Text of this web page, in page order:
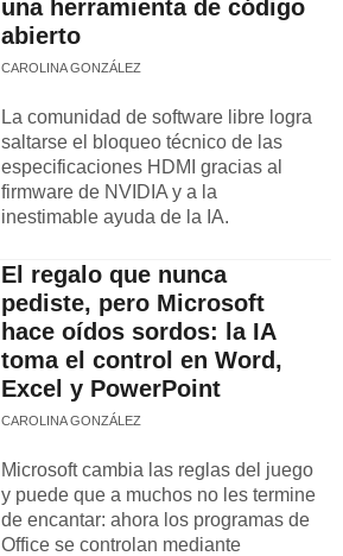
una herramienta de código
abierto
CAROLINA GONZÁLEZ
La comunidad de software libre logra
saltarse el bloqueo técnico de las
especificaciones HDMI gracias al
firmware de NVIDIA y a la
inestimable ayuda de la IA.
El regalo que nunca
pediste, pero Microsoft
hace oídos sordos: la IA
toma el control en Word,
Excel y PowerPoint
CAROLINA GONZÁLEZ
Microsoft cambia las reglas del juego
y puede que a muchos no les termine
de encantar: ahora los programas de
Office se controlan mediante